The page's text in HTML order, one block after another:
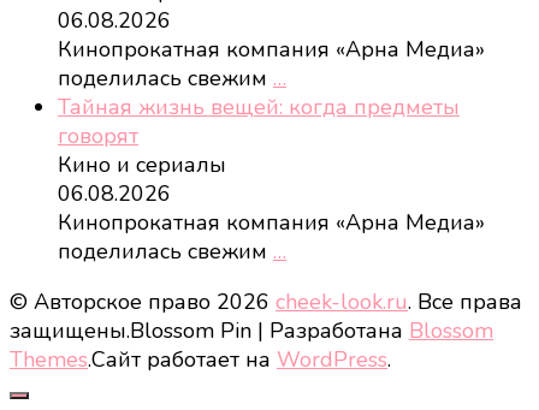
06.08.2026
Кинопрокатная компания «Арна Медиа»
поделилась свежим …
Тайная жизнь вещей: когда предметы
говорят
Кино и сериалы
06.08.2026
Кинопрокатная компания «Арна Медиа»
поделилась свежим …
© Авторское право 2026 cheek-look.ru. Все права
защищены.Blossom Pin | Разработана Blossom
Themes.Сайт работает на WordPress.